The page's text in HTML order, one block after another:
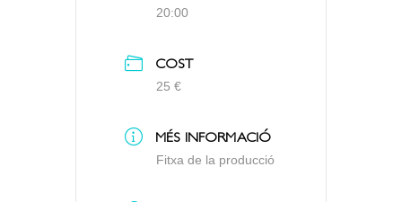
20:00
COST
25 €
MÉS INFORMACIÓ
Fitxa de la producció